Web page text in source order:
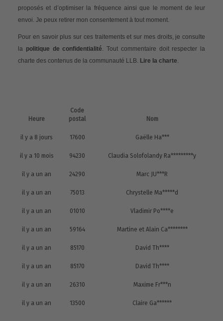
proposés et d’optimiser la fréquence ainsi que le moment de leur
envoi. Je peux retirer mon consentement à tout moment.
Pour en savoir plus sur ces traitements et sur mes droits, je consulte
la politique de confidentialité. Tout commentaire doit respecter la
charte des contenus de la communauté LLB. Lire la charte.
Heure
Code
postal
Nom
il y a 8 jours 17600 Gaëlle Ha***
il y a 10 mois 94230 Claudia Solofolandy Ra*********y
il y a un an 24290 Marc JU***R
il y a un an 75013 Chrystelle Ma*****d
il y a un an 01010 Vladimir Po****e
il y a un an 59164 Martine et Alain Ca********
il y a un an 85170 David Th****
il y a un an 85170 David Th****
il y a un an 26310 Maxime Fr***n
il y a un an 13500 Claire Ga******